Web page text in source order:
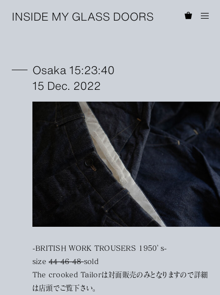
INSIDE MY GLASS DOORS
Osaka 15:23:40
15 Dec. 2022
-BRITISH WORK TROUSERS 1950’s-
size44 46 48sold
The crooked Tailorは対面販売のみとなりますので詳細
は店頭でご覧下さい。